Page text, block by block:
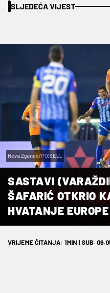
SLJEDEĆA VIJEST
Neva Zganec/PIXSELL
SASTAVI
ŠAFARIĆ OTKRIO
HVATANJE EUROPE
VRIJEME ČITANJA: 1MIN | SUB.